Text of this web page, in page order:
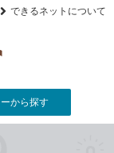
できるネットについて
から探す